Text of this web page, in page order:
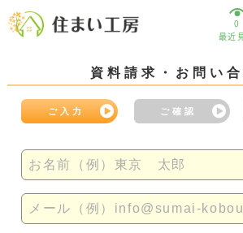
0
最近
資料請求・お問い
ご入力 ご確認
お名前（例）東京 太郎
メール（例）info@sumai-